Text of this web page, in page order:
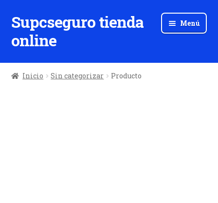
Ir
a
la
Ir
al
contenido
Supcseguro tienda
online
Menú
Inicio Sin categorizar Producto